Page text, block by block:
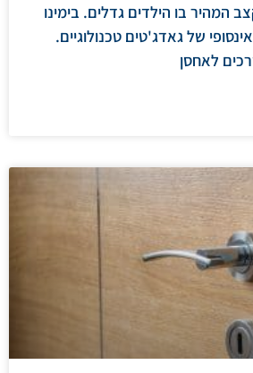
המהיר בו הילדים גדלים. בימינו
של גאדג'טים טכנולוגיים.
לאחסן